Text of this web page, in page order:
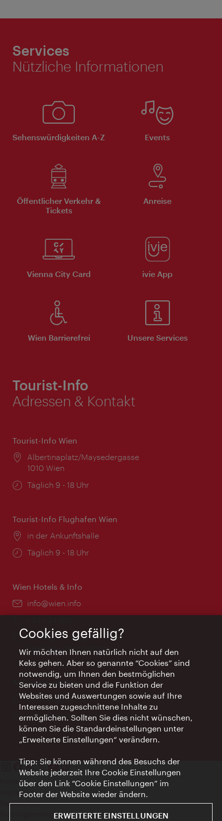
Services
Nützliche Informationen
Sehenswürdigkeiten A-Z Events
Öffentlicher Verkehr &
Tickets
Anreise
Vienna City Card ivie App
Wien Barrierefrei Unsere Services
Tourist-Info
Adressen & Kontakt
Tourist-Info Wien
Ort:
Albertinaplatz/Maysedergasse
1010 Wien
Öffnungszeiten:
Täglich 9 - 18 Uhr
Tourist-Info Flughafen Wien
Ort:
in der Ankunftshalle
Öffnungszeiten:
Täglich 9 - 18 Uhr
Wien Hotels & Info
Email:
info@wien.info
Öffnungszeiten:
Montag - Freitag 9 – 17 Uhr
Feiertags geschlossen
AI Concierge Wien
Ort:
concierge.wien.info
Öffnungszeiten:
Informationen rund um die Uhr
Kontakt
Impressum
Datenschutz
Nutzungsbedingungen
Cookies gefällig?
Wir möchten Ihnen natürlich nicht auf den
Keks gehen. Aber so genannte “Cookies” sind
notwendig, um Ihnen den bestmöglichen
Service zu bieten und die Funktion der
Websites und Auswertungen sowie auf Ihre
Interessen zugeschnittene Inhalte zu
ermöglichen. Sollten Sie dies nicht wünschen,
können Sie die Standardeinstellungen unter
„Erweiterte Einstellungen“ verändern.
Tipp: Sie können während des Besuchs der
Website jederzeit Ihre Cookie Einstellungen
über den Link “Cookie Einstellungen” im
Footer der Website wieder ändern.
ERWEITERTE EINSTELLUNGEN